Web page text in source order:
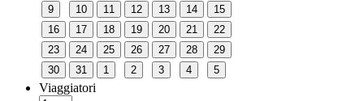
9
10 11 12 13 14
15
16
17 18 19 20 21
22
23
24 25 26 27 28
29
30
31 1 2 3 4 5
Viaggiatori